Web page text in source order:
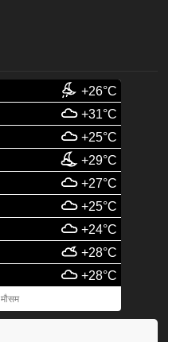
+26°C
+31°C
+25°C
+29°C
+27°C
+25°C
+24°C
+28°C
+28°C
मौसम